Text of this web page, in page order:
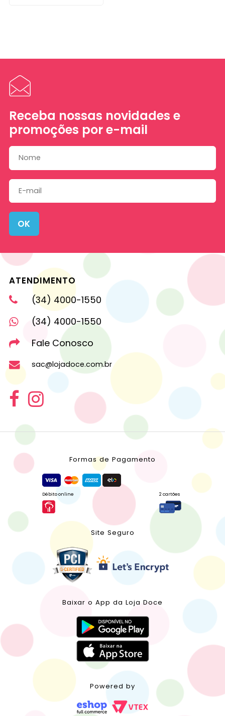
Receba nossas novidades e
promoções por e-mail
OK
ATENDIMENTO
(34) 4000-1550
(34) 4000-1550
Fale Conosco
sac@lojadoce.com.br
Formas de Pagamento
Débito online 2 cartões
Site Seguro
Baixar o App da Loja Doce
Powered by